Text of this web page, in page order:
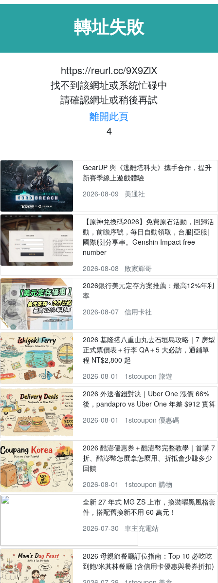
轉址失敗
https://reurl.cc/9X9ZlX
找不到該網址或系統忙碌中
請確認網址或稍後再試
離開此頁
4
GearUP 與《逃離塔科夫》攜手合作，提升
新賽季線上遊戲體驗
2026-08-09
美通社
【原神兌換碼2026】免費原石活動，回歸活
動，前瞻序號，每日自動領取，台服|亞服|
國際服|分享串。Genshin Impact free
number
2026-08-08
敗家輝哥
2026銀行美元定存方案推薦：最高12%年利
率
2026-08-07
信用卡社
2026 基隆搭八重山丸去石垣島攻略｜7 房型
正式票價表＋行李 QA＋5 大必訪，通鋪單
程 NT$2,800 起
2026-08-01
1stcoupon 旅遊
2026 外送省錢對決｜Uber One 漲價 66%
後，pandapro vs Uber One 年差 $912 實算
2026-08-01
1stcoupon 優惠碼
2026 酷澎優惠券＋酷澎幣完整教學｜首購 7
折、酷澎幣怎麼拿怎麼用、折抵會少賺多少
回饋
2026-08-01
1stcoupon 購物
全新 27 年式 MG ZS 上市，換裝曜黑風格套
件，搭配舊換新不用 60 萬元！
2026-07-30
車主充電站
2026 母親節餐廳訂位指南：Top 10 必吃吃
到飽/米其林餐廳 (含信用卡優惠與餐券折扣)